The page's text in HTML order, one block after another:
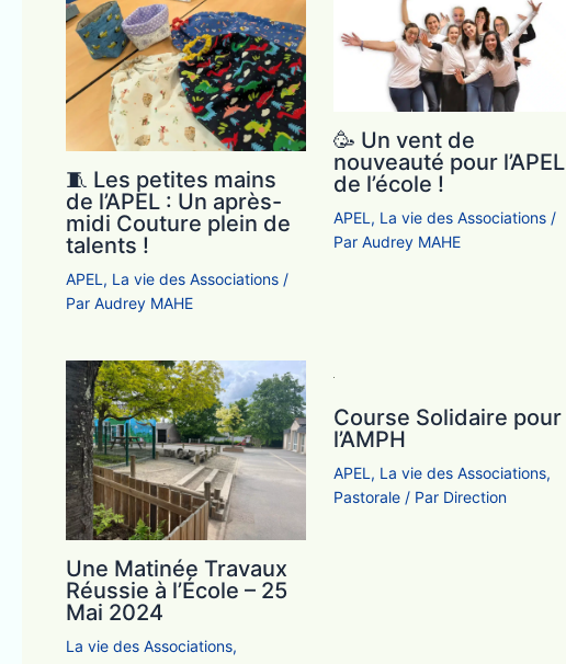
🧵 Les petites mains
de l’APEL : Un après-
midi Couture plein de
talents !
APEL , La vie des Associations /
Par Audrey MAHE
🥳 Un vent de
nouveauté pour l’APEL
de l’école !
APEL , La vie des Associations/
Par Audrey MAHE
Une Matinée Travaux
Réussie à l’École – 25
Mai 2024
La vie des Associations,
Course Solidaire pour
l’AMPH
APEL , La vie des Associations,
Pastorale/ Par Direction